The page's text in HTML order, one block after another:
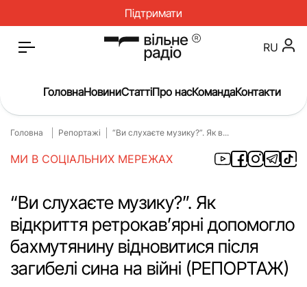
Підтримати
Головна
Новини
Окупація
Про нас
Війна
Гроші
Освіта
Інструкції
Медицина
ЖКГ
Історія
RU
ГоловнаНовиниСтаттіПро насКомандаКонтакти
Головна Репортажі “Ви слухаєте музику?”. Як в...
МИ В СОЦІАЛЬНИХ МЕРЕЖАХ
“Ви слухаєте музику?”. Як
відкриття ретрокав’ярні допомогло
бахмутянину відновитися після
загибелі сина на війні (РЕПОРТАЖ)